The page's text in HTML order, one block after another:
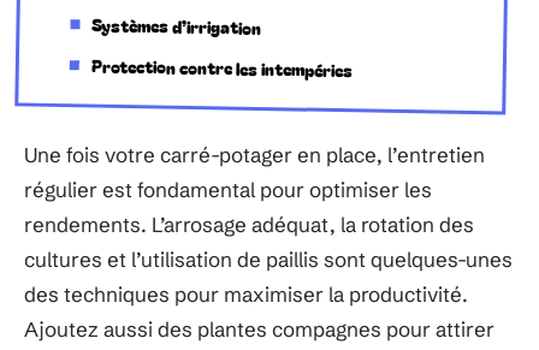
Systèmes d’irrigation
Protection contre les intempéries
Une fois votre carré-potager en place, l’entretien
régulier est fondamental pour optimiser les
rendements. L’arrosage adéquat, la rotation des
cultures et l’utilisation de paillis sont quelques-unes
des techniques pour maximiser la productivité.
Ajoutez aussi des plantes compagnes pour attirer